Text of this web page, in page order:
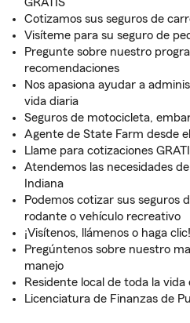
Cotizamos sus seguros de
Visíteme para su seguro de
Pregunte sobre nuestro
recomendaciones
Nos apasiona ayudar a
vida diaria
Seguros de motocicleta,
Agente de State Farm desde el
Llame para cotizaciones
Atendemos las necesidades
Indiana
Podemos cotizar sus seguros
rodante o vehículo recreativo
¡Visítenos, llámenos o haga clic!
Pregúntenos sobre nuestro
manejo
Residente local de toda la
Licenciatura de Finanzas de